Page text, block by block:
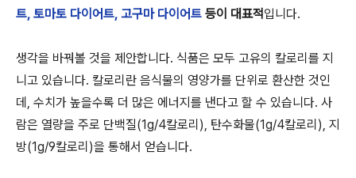
트, 토마토 다이어트, 고구마 다이어트 등이 대표적입니다.
생각을 바꿔볼 것을 제안합니다. 식품은 모두 고유의 칼로리를 지
니고 있습니다. 칼로리란 음식물의 영양가를 단위로 환산한 것인
데, 수치가 높을수록 더 많은 에너지를 낸다고 할 수 있습니다. 사
람은 열량을 주로 단백질(1g/4칼로리), 탄수화물(1g/4칼로리), 지
방(1g/9칼로리)을 통해서 얻습니다.